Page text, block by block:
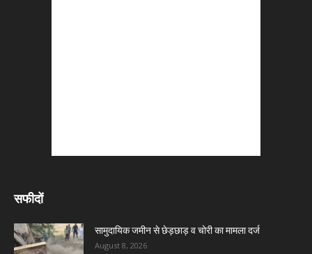
सफीदों
सामुदायिक जमीन से छेड़छाड़ व चोरी का मामला दर्ज
August 8, 2026